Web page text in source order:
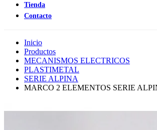
Tienda
Contacto
Inicio
Productos
MECANISMOS ELECTRICOS
PLASTIMETAL
SERIE ALPINA
MARCO 2 ELEMENTOS SERIE